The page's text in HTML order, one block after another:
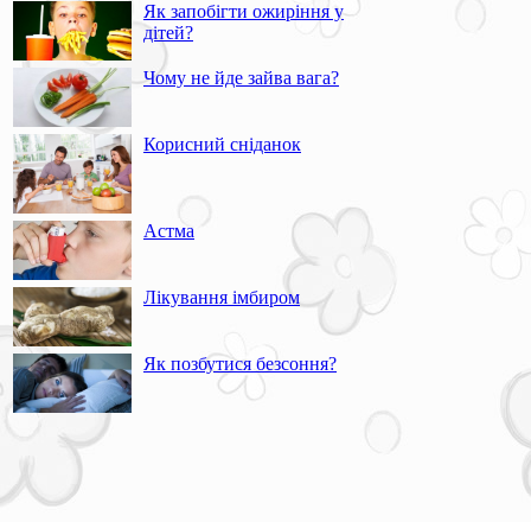
Як запобігти ожиріння у
дітей?
Чому не йде зайва вага?
Корисний сніданок
Астма
Лікування імбиром
Як позбутися безсоння?